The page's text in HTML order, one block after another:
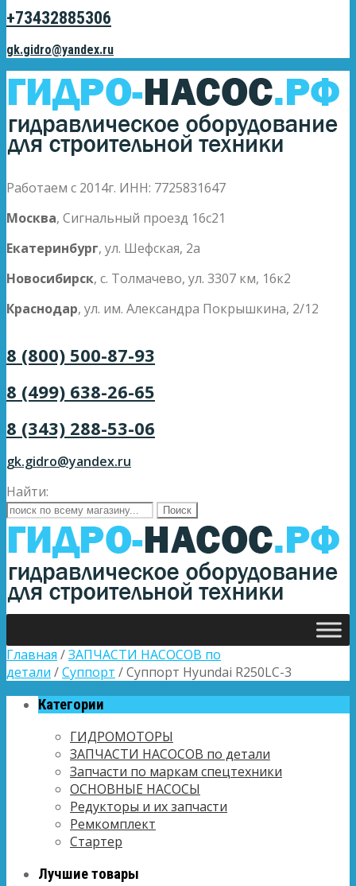
+73432885306
gk.gidro@yandex.ru
Работаем с 2014г. ИНН: 7725831647
Москва, Сигнальный проезд 16с21
Екатеринбург, ул. Шефская, 2а
Новосибирск, с. Толмачево, ул. 3307 км, 16к2
Краснодар, ул. им. Александра Покрышкина, 2/12
8 (800) 500-87-93
8 (499) 638-26-65
8 (343) 288-53-06
gk.gidro@yandex.ru
Найти:
Главная /ЗАПЧАСТИ НАСОСОВ по
детали /Суппорт / Суппорт Hyundai R250LC-3
Категории
ГИДРОМОТОРЫ
ЗАПЧАСТИ НАСОСОВ по детали
Запчасти по маркам спецтехники
ОСНОВНЫЕ НАСОСЫ
Редукторы и их запчасти
Ремкомплект
Стартер
Лучшие товары